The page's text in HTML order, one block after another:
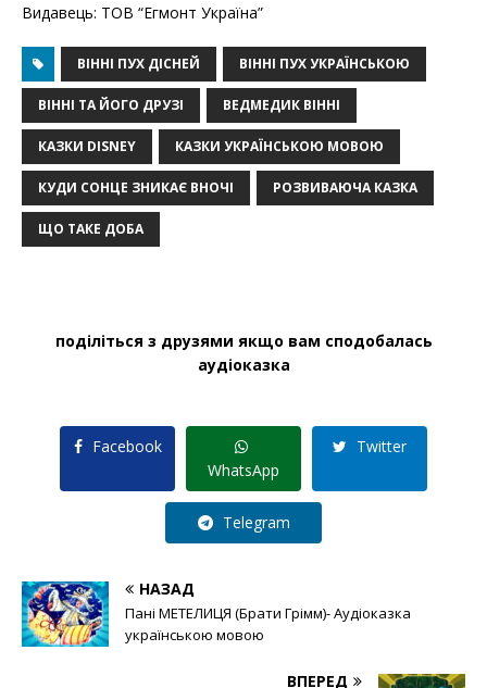
Видавець: ТОВ “Егмонт Україна”
ВІННІ ПУХ ДІСНЕЙ ВІННІ ПУХ УКРАЇНСЬКОЮ
ВІННІ ТА ЙОГО ДРУЗІ ВЕДМЕДИК ВІННІ
КАЗКИ DISNEY КАЗКИ УКРАЇНСЬКОЮ МОВОЮ
КУДИ СОНЦЕ ЗНИКАЄ ВНОЧІ РОЗВИВАЮЧА КАЗКА
ЩО ТАКЕ ДОБА
поділіться з друзями якщо вам сподобалась
аудіоказка
Facebook
WhatsApp
Twitter
Telegram
НАЗАД
Пані МЕТЕЛИЦЯ (Брати Грімм)- Аудіоказка
українською мовою
ВПЕРЕД